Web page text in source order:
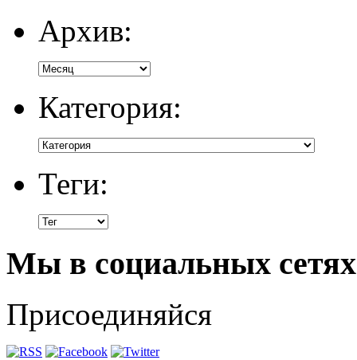
Архив:
Категория:
Теги:
Мы в социальных сетях
Присоединяйся